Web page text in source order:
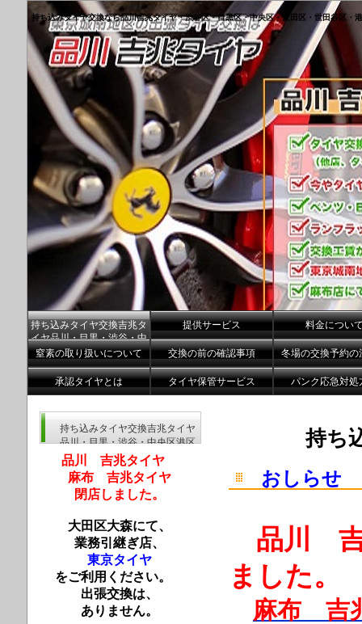
持ち込みタイヤ交換なら品川吉兆タイヤ・渋谷区・目黒区・中央区・大田区・世田谷区・
持ち込みタイヤ交換吉兆タ
イヤ品川・目黒・渋谷・中
央区港区
提供サービス 料金につい
窒素の取り扱いについて 交換の前の確認事項 冬場の交換予約の
承認タイヤとは タイヤ保管サービス パンク応急対処
持ち
おしらせ
品川 吉
ました。
麻布 吉
持ち込みタイヤ交換吉兆タイヤ
品川・目黒・渋谷・中央区港区
品川 吉兆タイヤ
麻布 吉兆タイヤ
閉店しました。
大田区大森にて、
業務引継ぎ店、
東京タイヤ
をご利用ください。
出張交換は、
ありません。